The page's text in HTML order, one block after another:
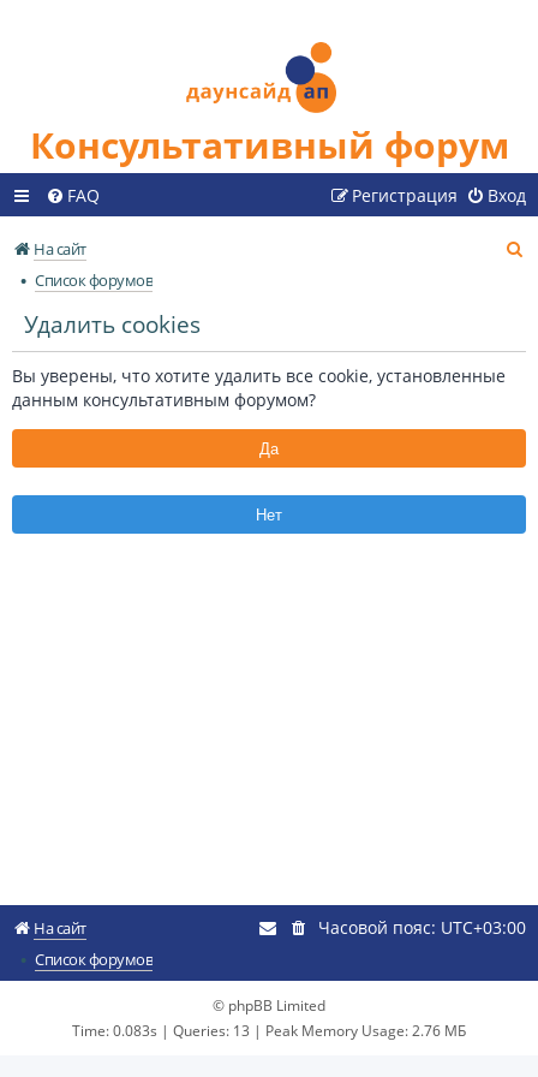
Консультативный форум
FAQ Вход
Регистрация
На сайт
Список форумов
Удалить cookies
Вы уверены, что хотите удалить все cookie, установленные
данным консультативным форумом?
На сайт
Список форумов
Часовой пояс: UTC+03:00
© phpBB Limited
Time: 0.083s | Queries: 13 | Peak Memory Usage: 2.76 МБ